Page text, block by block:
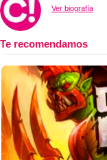
Ver biografía